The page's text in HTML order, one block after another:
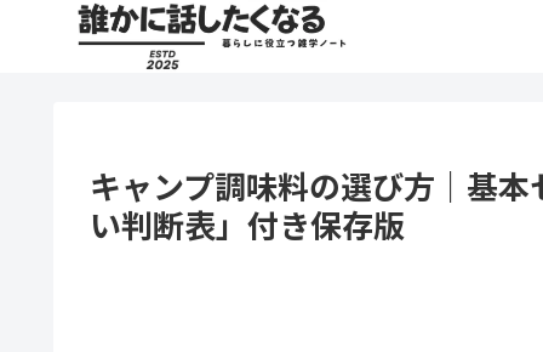
キャンプ調味料の選び方｜基
い判断表」付き保存版